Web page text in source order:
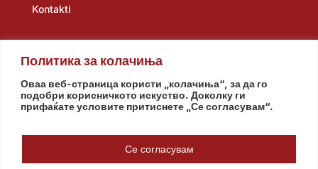
Политика за колачиња
Оваа веб-страница користи „колачиња“, за да го
подобри корисничкото искуство. Доколку ги
прифаќате условите притиснете „Се согласувам“.
Се согласувам
Kontakti